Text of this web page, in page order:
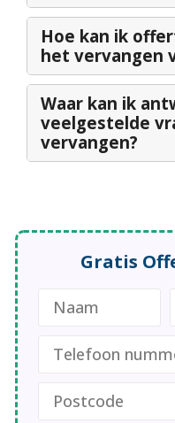
Hoe kan ik
het vervangen
Waar kan ik
veelgestelde
vervangen?
Gratis